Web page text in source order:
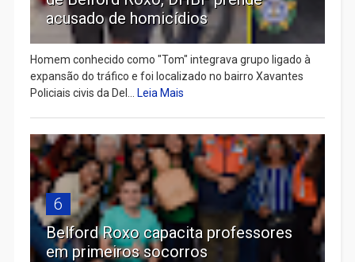
acusado de homicídios
Homem conhecido como "Tom" integrava grupo ligado à
expansão do tráfico e foi localizado no bairro Xavantes
Policiais civis da Del...
Leia Mais
6
Belford Roxo capacita professores
em primeiros socorros